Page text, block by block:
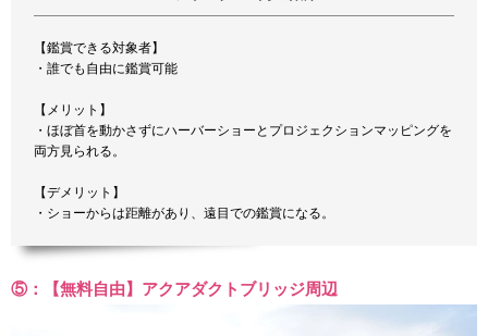
【鑑賞できる対象者】
・誰でも自由に鑑賞可能
【メリット】
・ほぼ首を動かさずにハーバーショーとプロジェクションマッピングを
両方見られる。
【デメリット】
・ショーからは距離があり、遠目での鑑賞になる。
⑤：【無料自由】アクアダクトブリッジ周辺